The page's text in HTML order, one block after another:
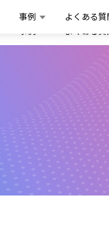
事例 よくある質
事例 よくある質